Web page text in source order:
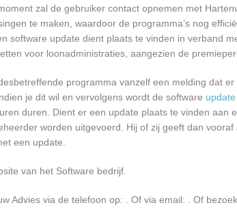
zal de gebruiker contact opnemen met
te maken, waardoor de programma’s nog
software update dient plaats te vinden in verband
voor loonadministraties, aangezien de
programma vanzelf een melding dat
je dit wil en vervolgens wordt de software
duren. Dient er een update plaats te vinden
worden uitgevoerd. Hij of zij geeft dan
een update.
van het Software bedrijf.
Advies via de telefoon op: . Of via email: . Of